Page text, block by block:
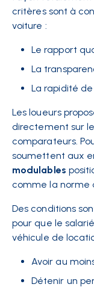
critères sont à
voiture :
Le rapport
La
La rapidité
Les loueurs
directement sur
comparateurs.
soumettent aux
modulables
comme la norme
Des conditions
pour que le
véhicule de
Avoir au
Détenir un